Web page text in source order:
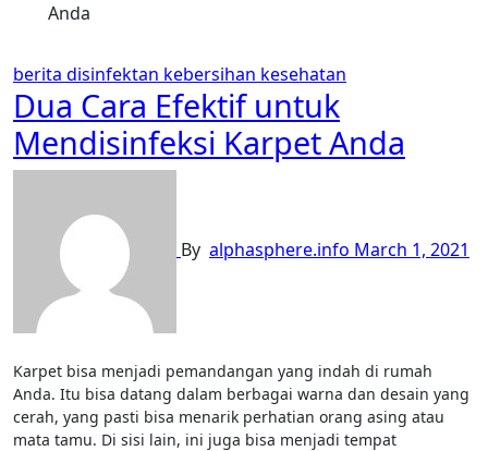
Anda
berita disinfektan kebersihan kesehatan
Dua Cara Efektif untuk
Mendisinfeksi Karpet Anda
By alphasphere.info March 1, 2021
Karpet bisa menjadi pemandangan yang indah di rumah
Anda. Itu bisa datang dalam berbagai warna dan desain yang
cerah, yang pasti bisa menarik perhatian orang asing atau
mata tamu. Di sisi lain, ini juga bisa menjadi tempat